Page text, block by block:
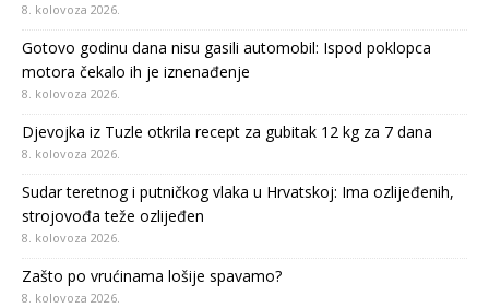
8. kolovoza 2026.
Gotovo godinu dana nisu gasili automobil: Ispod poklopca
motora čekalo ih je iznenađenje
8. kolovoza 2026.
Djevojka iz Tuzle otkrila recept za gubitak 12 kg za 7 dana
8. kolovoza 2026.
Sudar teretnog i putničkog vlaka u Hrvatskoj: Ima ozlijeđenih,
strojovođa teže ozlijeđen
8. kolovoza 2026.
Zašto po vrućinama lošije spavamo?
8. kolovoza 2026.